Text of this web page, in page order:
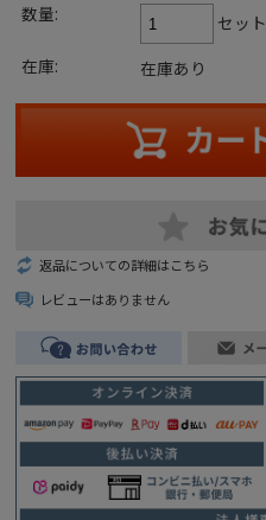
数量:
セット
在庫:
在庫あり
返品についての詳細はこちら
レビューはありません